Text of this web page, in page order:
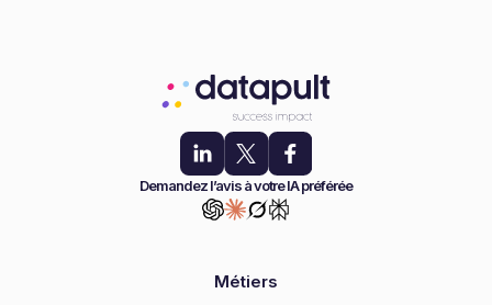
Demandez l’avis à votre IA préférée
Métiers